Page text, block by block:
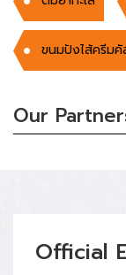
ขนมปังไส้ครีม
Our
Official